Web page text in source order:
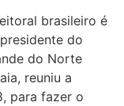
brasileiro é
do
do Norte
reuniu a
para fazer o